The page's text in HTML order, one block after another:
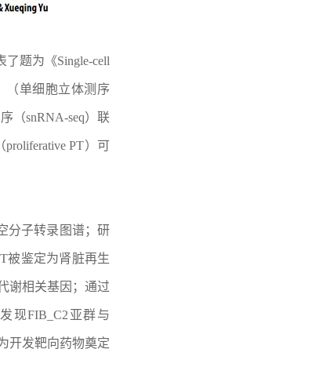
题为《Single-cell
》（单细胞立体测序
（snRNA-seq）联
PT）可
分子转录图谱；研
被鉴定为肾脏再生
谢相关基因；通过
现FIB_C2亚群与
开发靶向药物奠定